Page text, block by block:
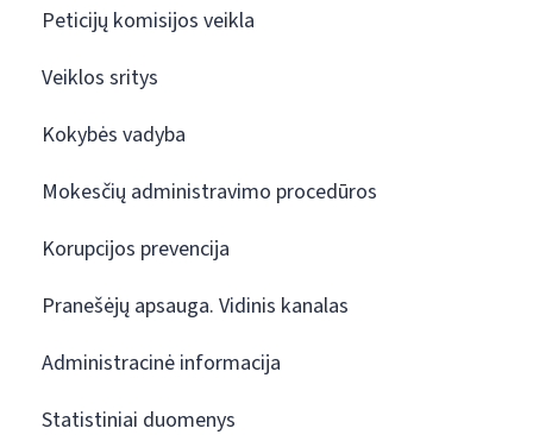
Peticijų komisijos veikla
Veiklos sritys
Kokybės vadyba
Mokesčių administravimo procedūros
Korupcijos prevencija
Pranešėjų apsauga. Vidinis kanalas
Administracinė informacija
Statistiniai duomenys